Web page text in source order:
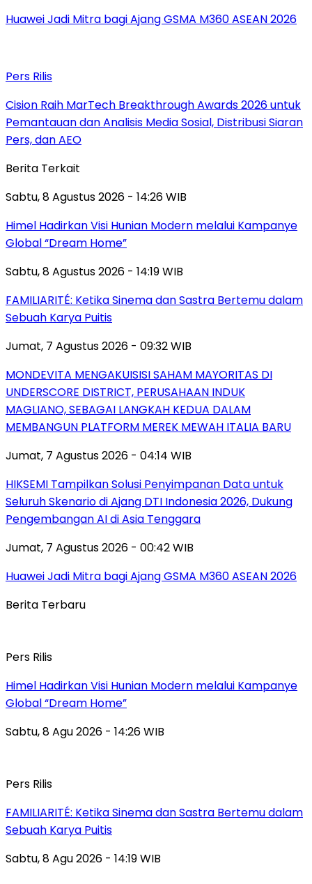
Huawei Jadi Mitra bagi Ajang GSMA M360 ASEAN 2026
Pers Rilis
Cision Raih MarTech Breakthrough Awards 2026 untuk
Pemantauan dan Analisis Media Sosial, Distribusi Siaran
Pers, dan AEO
Berita Terkait
Sabtu, 8 Agustus 2026 - 14:26 WIB
Himel Hadirkan Visi Hunian Modern melalui Kampanye
Global “Dream Home”
Sabtu, 8 Agustus 2026 - 14:19 WIB
FAMILIARITÉ: Ketika Sinema dan Sastra Bertemu dalam
Sebuah Karya Puitis
Jumat, 7 Agustus 2026 - 09:32 WIB
MONDEVITA MENGAKUISISI SAHAM MAYORITAS DI
UNDERSCORE DISTRICT, PERUSAHAAN INDUK
MAGLIANO, SEBAGAI LANGKAH KEDUA DALAM
MEMBANGUN PLATFORM MEREK MEWAH ITALIA BARU
Jumat, 7 Agustus 2026 - 04:14 WIB
HIKSEMI Tampilkan Solusi Penyimpanan Data untuk
Seluruh Skenario di Ajang DTI Indonesia 2026, Dukung
Pengembangan AI di Asia Tenggara
Jumat, 7 Agustus 2026 - 00:42 WIB
Huawei Jadi Mitra bagi Ajang GSMA M360 ASEAN 2026
Berita Terbaru
Pers Rilis
Himel Hadirkan Visi Hunian Modern melalui Kampanye
Global “Dream Home”
Sabtu, 8 Agu 2026 - 14:26 WIB
Pers Rilis
FAMILIARITÉ: Ketika Sinema dan Sastra Bertemu dalam
Sebuah Karya Puitis
Sabtu, 8 Agu 2026 - 14:19 WIB